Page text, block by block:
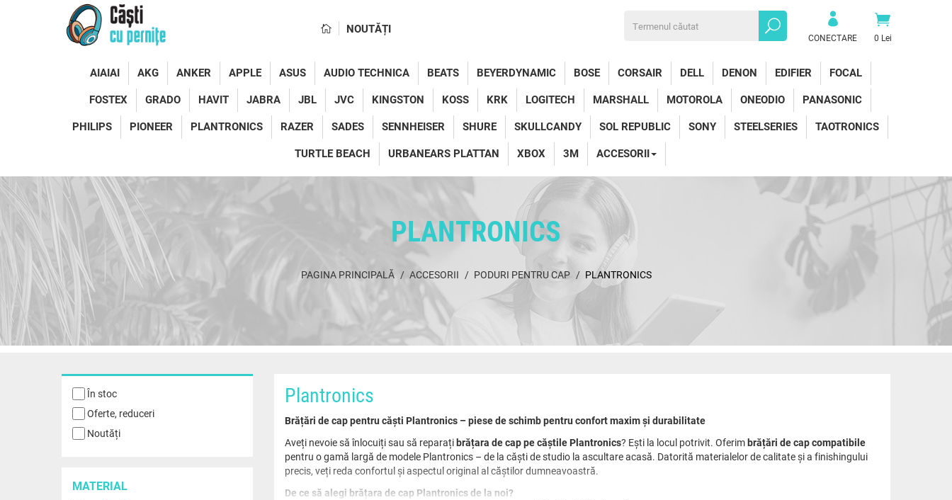
0 Lei
CONECTARE
NOUTĂȚI
AIAIAI AKG ANKER APPLE ASUS AUDIO TECHNICA BEATS BEYERDYNAMIC BOSE CORSAIR DELL DENON EDIFIER
FOCAL
FOSTEX
GRADO HAVIT JABRA JBL JVC KINGSTON KOSS KRK LOGITECH MARSHALL MOTOROLA ONEODIO
PANASONIC
PHILIPS
PIONEER PLANTRONICS RAZER SADES SENNHEISER SHURE SKULLCANDY SOL REPUBLIC SONY STEELSERIES
TAOTRONICS
TURTLE BEACH
URBANEARS PLATTAN XBOX 3M ACCESORII
PLANTRONICS
PAGINA PRINCIPALĂ ACCESORII PODURI PENTRU CAP PLANTRONICS
În stoc
Oferte, reduceri
Noutăți
MATERIAL
Plantronics
Brățări de cap pentru căști Plantronics – piese de schimb pentru confort maxim și durabilitate
Aveți nevoie să înlocuiți sau să reparațibrățara de cap pe căștile Plantronics? Ești la locul potrivit. Oferimbrățări de cap compatibile
pentru o gamă largă de modele Plantronics – de la căști de studio la ascultare acasă. Datorită materialelor de calitate și a finishingului
precis, veți reda confortul și aspectul original al căștilor dumneavoastră.
De ce să alegi brățara de cap Plantronics de la noi?